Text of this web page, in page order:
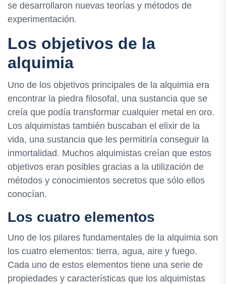
se desarrollaron nuevas teorías y métodos de
experimentación.
Los objetivos de la
alquimia
Uno de los objetivos principales de la alquimia era
encontrar la piedra filosofal, una sustancia que se
creía que podía transformar cualquier metal en oro.
Los alquimistas también buscaban el elixir de la
vida, una sustancia que les permitiría conseguir la
inmortalidad. Muchos alquimistas creían que estos
objetivos eran posibles gracias a la utilización de
métodos y conocimientos secretos que sólo ellos
conocían.
Los cuatro elementos
Uno de los pilares fundamentales de la alquimia son
los cuatro elementos: tierra, agua, aire y fuego.
Cada uno de estos elementos tiene una serie de
propiedades y características que los alquimistas